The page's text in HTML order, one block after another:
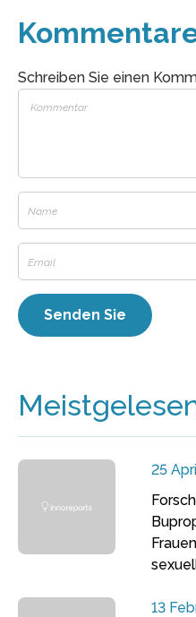
Schreiben Sie einen
25
13